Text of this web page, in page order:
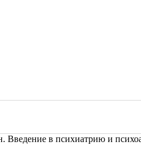
Введение в психиатрию и